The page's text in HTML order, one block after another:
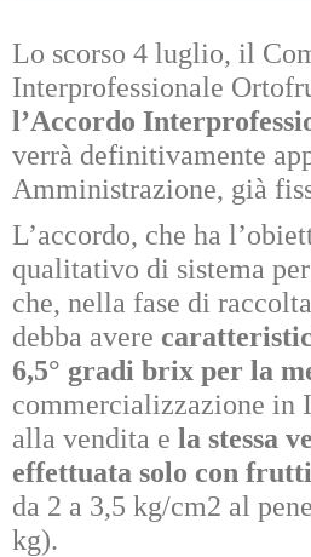
Lo scorso 4 luglio, il
Interprofessionale
l’Accordo
verrà definitivamente
Amministrazione, già
L’accordo, che ha
qualitativo di sistema
che, nella fase di
debba avere
6,5° gradi brix per la
commercializzazione in
alla vendita e la stessa
effettuata solo con
da 2 a 3,5 kg/cm2 al
kg).